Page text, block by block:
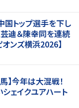
トップ選手を下し
迪＆陳幸同を連続
ンズ横浜2026】
】今年は大混戦！
ェイクユアハート